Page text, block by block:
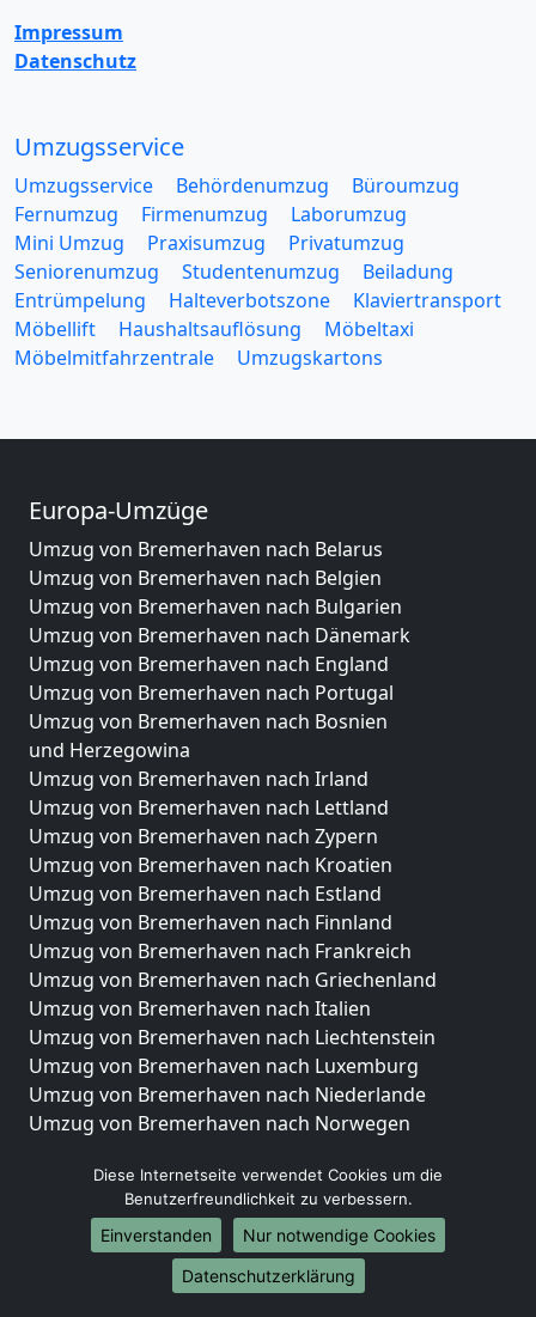
Impressum
Datenschutz
Umzugsservice
Umzugsservice Behördenumzug
Büroumzug
Fernumzug
Firmenumzug
Laborumzug
Mini Umzug
Praxisumzug
Privatumzug
Seniorenumzug
Studentenumzug
Beiladung
Entrümpelung
Halteverbotszone
Klaviertransport
Möbellift
Haushaltsauflösung
Möbeltaxi
Möbelmitfahrzentrale
Umzugskartons
Europa-Umzüge
Umzug von Bremerhaven nach Belarus
Umzug von Bremerhaven nach Belgien
Umzug von Bremerhaven nach Bulgarien
Umzug von Bremerhaven nach Dänemark
Umzug von Bremerhaven nach England
Umzug von Bremerhaven nach Portugal
Umzug von Bremerhaven nach Bosnien
und Herzegowina
Umzug von Bremerhaven nach Irland
Umzug von Bremerhaven nach Lettland
Umzug von Bremerhaven nach Zypern
Umzug von Bremerhaven nach Kroatien
Umzug von Bremerhaven nach Estland
Umzug von Bremerhaven nach Finnland
Umzug von Bremerhaven nach Frankreich
Umzug von Bremerhaven nach Griechenland
Umzug von Bremerhaven nach Italien
Umzug von Bremerhaven nach Liechtenstein
Umzug von Bremerhaven nach Luxemburg
Umzug von Bremerhaven nach Niederlande
Umzug von Bremerhaven nach Norwegen
Umzüge-Deutschlandweit
Umzug von Bremerhaven nach Berlin
Umzug von Bremerhaven nach Hamburg
Umzug von Bremerhaven nach München
Umzug von Bremerhaven nach Köln
Diese Internetseite verwendet Cookies um die
Benutzerfreundlichkeit zu verbessern.
Einverstanden
Nur notwendige Cookies
Datenschutzerklärung